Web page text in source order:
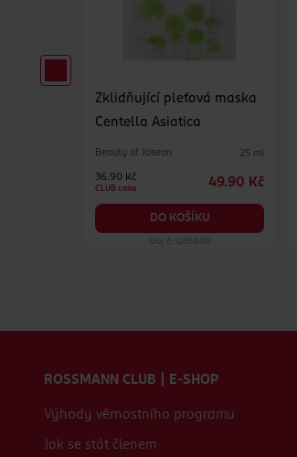
Zklidňující pleťová maska
Centella Asiatica
Beauty of Joseon 25 ml
36.90 Kč
CLUB cena 49.90 Kč
DO KOŠÍKU
Obj. č.: 1205800
ROSSMANN CLUB | E-SHOP
Výhody věrnostního programu
Jak se stát členem